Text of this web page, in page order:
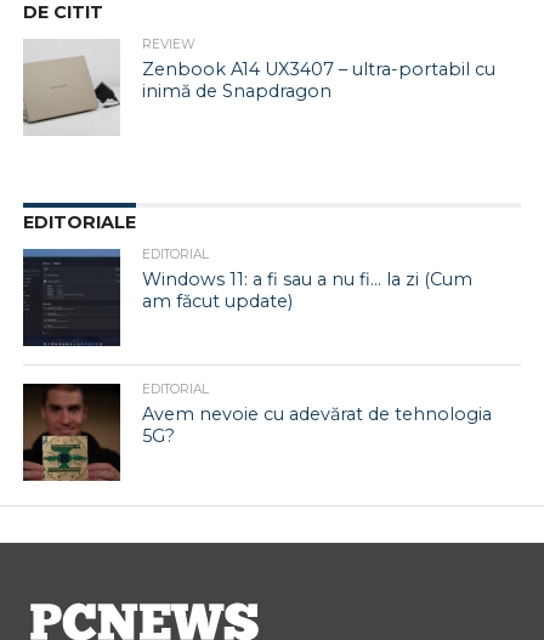
DE CITIT
REVIEW
Zenbook A14 UX3407 – ultra-portabil cu
inimă de Snapdragon
EDITORIALE
EDITORIAL
Windows 11: a fi sau a nu fi… la zi (Cum
am făcut update)
EDITORIAL
Avem nevoie cu adevărat de tehnologia
5G?